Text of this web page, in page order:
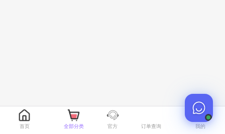
首页 全部分类 官方 订单查询 我的